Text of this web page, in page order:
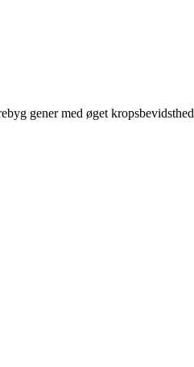
gener med øget kropsbevidsthed